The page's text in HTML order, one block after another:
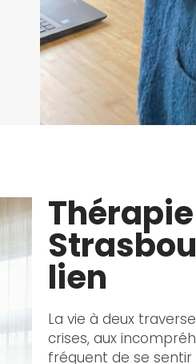
lien
La vie à deux
crises, aux
fréquent de se sentir